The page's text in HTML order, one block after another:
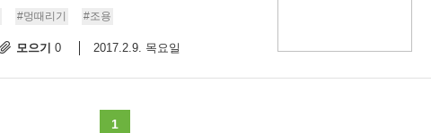
#멍때리기 #조용
모으기 0 2017.2.9. 목요일
1